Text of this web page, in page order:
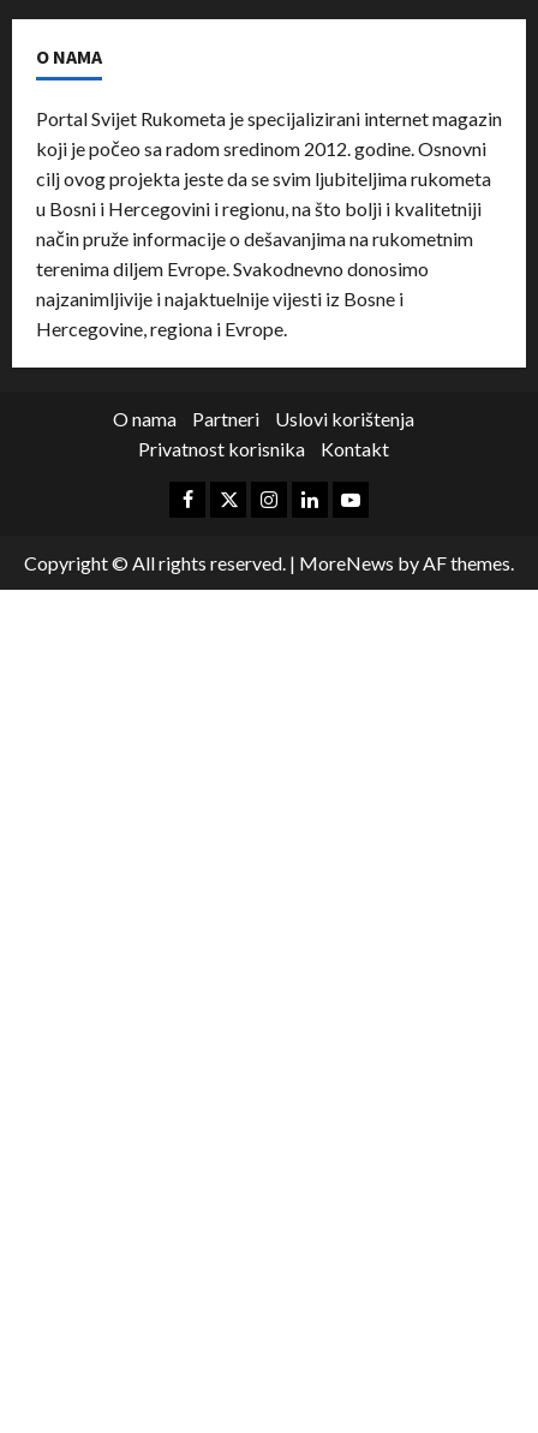
O NAMA
Portal Svijet Rukometa je specijalizirani internet magazin
koji je počeo sa radom sredinom 2012. godine. Osnovni
cilj ovog projekta jeste da se svim ljubiteljima rukometa
u Bosni i Hercegovini i regionu, na što bolji i kvalitetniji
način pruže informacije o dešavanjima na rukometnim
terenima diljem Evrope. Svakodnevno donosimo
najzanimljivije i najaktuelnije vijesti iz Bosne i
Hercegovine, regiona i Evrope.
O nama Partneri
Uslovi korištenja
Privatnost korisnika
Kontakt
Copyright © All rights reserved. | MoreNews by AF themes.